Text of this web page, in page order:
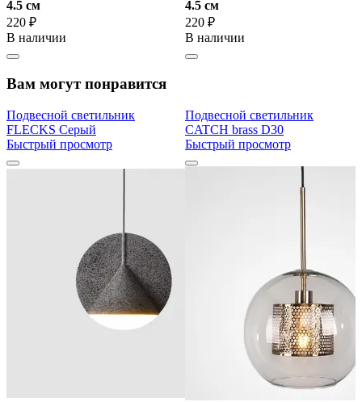
4.5 cм
220 ₽
В наличии
4.5 cм
220 ₽
В наличии
Вам могут понравится
Подвесной светильник
FLECKS Серый
Быстрый просмотр
Подвесной светильник
CATCH brass D30
Быстрый просмотр